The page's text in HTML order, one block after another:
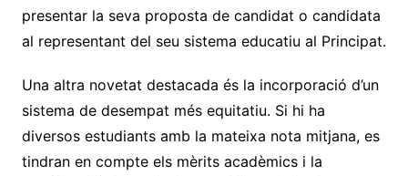
presentar la seva proposta de candidat o candidata
al representant del seu sistema educatiu al Principat.
Una altra novetat destacada és la incorporació d’un
sistema de desempat més equitatiu. Si hi ha
diversos estudiants amb la mateixa nota mitjana, es
tindran en compte els mèrits acadèmics i la